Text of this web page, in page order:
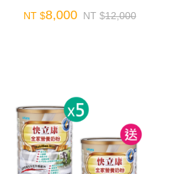
NT $8,000 NT $12,000